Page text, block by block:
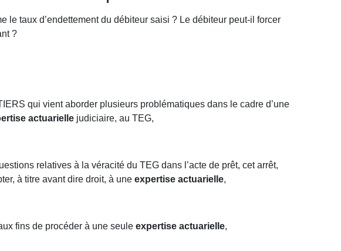
le taux d’endettement du débiteur saisi ? Le débiteur peut-il forcer
?
qui vient aborder plusieurs problématiques dans le cadre d’une
actuarielle judiciaire, au TEG,
relatives à la véracité du TEG dans l’acte de prêt, cet arrêt,
à titre avant dire droit, à uneexpertise actuarielle,
fins de procéder à une seuleexpertise actuarielle,